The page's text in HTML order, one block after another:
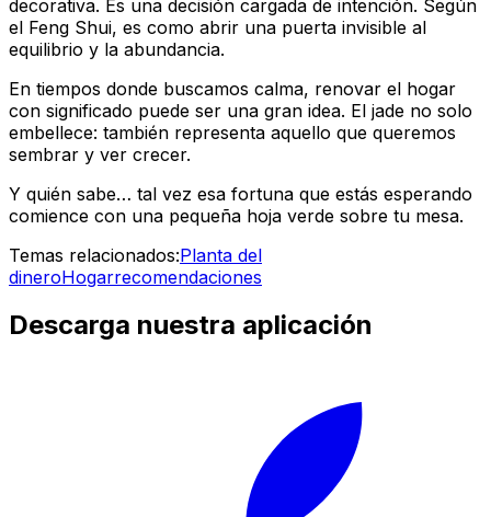
decorativa. Es una decisión cargada de intención. Según
el Feng Shui, es como abrir una puerta invisible al
equilibrio y la abundancia.
En tiempos donde buscamos calma, renovar el hogar
con significado puede ser una gran idea. El jade no solo
embellece: también representa aquello que queremos
sembrar y ver crecer.
Y quién sabe… tal vez esa fortuna que estás esperando
comience con una pequeña hoja verde sobre tu mesa.
Temas relacionados:Planta del
dineroHogarrecomendaciones
Descarga nuestra aplicación